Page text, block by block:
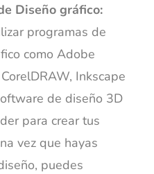
Diseño gráfico:
programas de
como Adobe
Inkscape
de diseño 3D
para crear tus
vez que hayas
puedes